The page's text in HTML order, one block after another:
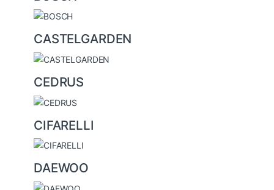
CASTELGARDEN
CEDRUS
CIFARELLI
DAEWOO